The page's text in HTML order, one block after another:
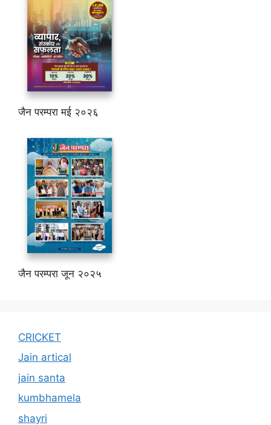
जैन परम्परा मई २०२६
जैन परम्परा जून २०२५
CRICKET
Jain artical
jain santa
kumbhamela
shayri